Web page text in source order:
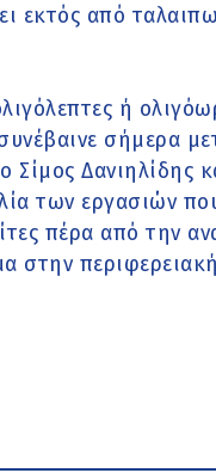
εκτός από
ή
σήμερα
Δανιηλίδης
των εργασιών
πέρα από την
στην